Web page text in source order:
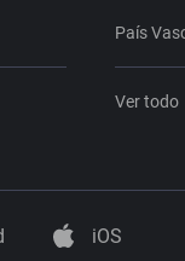
País
Ver todo
iOS